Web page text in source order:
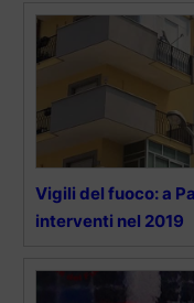
Vigili del fuoco: a
interventi nel 2019